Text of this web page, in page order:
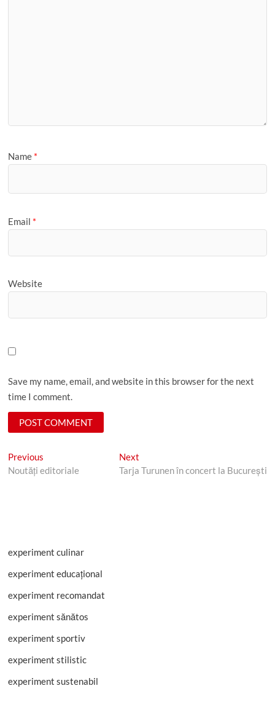
Name *
Email *
Website
Save my name, email, and website in this browser for the next
time I comment.
Post
navigation
Previous
post:
Noutăți editoriale
NextNext
post:
Tarja Turunen în concert la București
experiment culinar
experiment educațional
experiment recomandat
experiment sănătos
experiment sportiv
experiment stilistic
experiment sustenabil